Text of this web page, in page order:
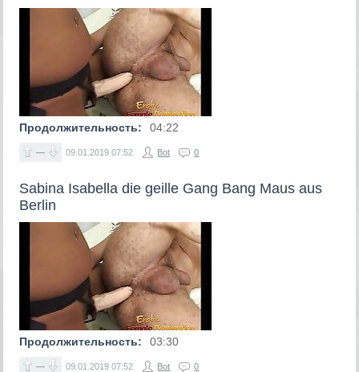
Продолжительность: 04:22
— 09.01.2019 07:52 Bot 0
Sabina Isabella die geille Gang Bang Maus aus
Berlin
Продолжительность: 03:30
— 09.01.2019 07:52 Bot 0